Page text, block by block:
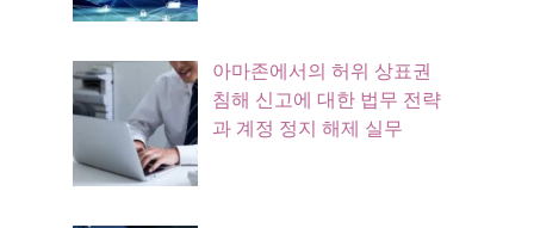
아마존에서의 허위 상표권
침해 신고에 대한 법무 전략
과 계정 정지 해제 실무